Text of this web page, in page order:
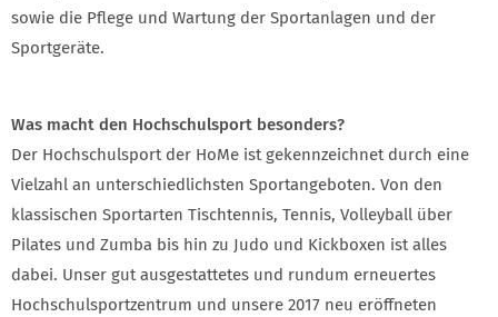
sowie die Pflege und Wartung der Sportanlagen und der
Sportgeräte.
Was macht den Hochschulsport besonders?
Der Hochschulsport der HoMe ist gekennzeichnet durch eine
Vielzahl an unterschiedlichsten Sportangeboten. Von den
klassischen Sportarten Tischtennis, Tennis, Volleyball über
Pilates und Zumba bis hin zu Judo und Kickboxen ist alles
dabei. Unser gut ausgestattetes und rundum erneuertes
Hochschulsportzentrum und unsere 2017 neu eröffneten